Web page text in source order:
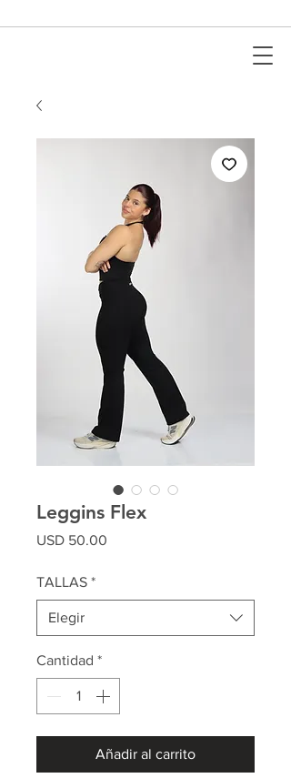
Leggins Flex
USD 50.00
TALLAS *
Elegir
Cantidad *
Añadir al carrito